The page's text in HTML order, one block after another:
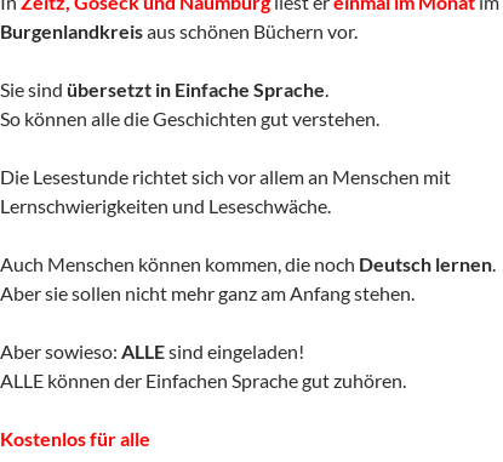
Burgenlandkreisaus schönen Büchern vor.
Sie sind übersetzt in Einfache Sprache
So können alle die Geschichten gut verstehen.
Die Lesestunde richtet sich vor allem an Menschen mit
Lernschwierigkeiten und Leseschwäche.
Auch Menschen können kommen, die noch Deutsch lernen
Aber sie sollen nicht mehr ganz am Anfang stehen.
Aber sowieso: ALLEsind eingeladen!
ALLE können der Einfachen Sprache gut zuhören.
Kostenlos für alle